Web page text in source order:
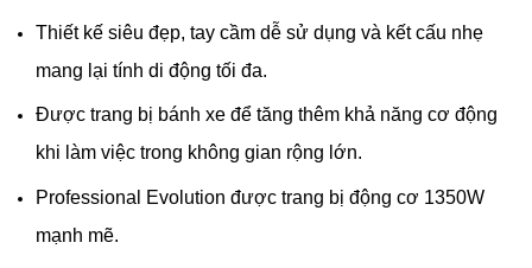
Thiết kế siêu đẹp, tay cầm dễ sử dụng và kết cấu nhẹ
mang lại tính di động tối đa.
Được trang bị bánh xe để tăng thêm khả năng cơ động
khi làm việc trong không gian rộng lớn.
Professional Evolution được trang bị động cơ 1350W
mạnh mẽ.